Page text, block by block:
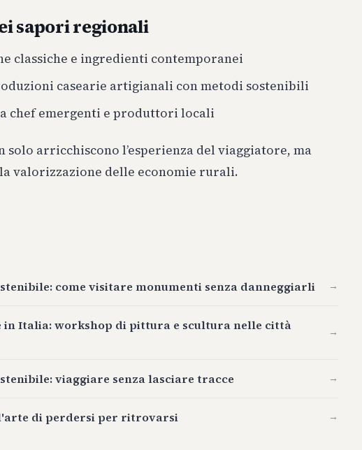
sapori regionali
classiche e ingredienti contemporanei
casearie artigianali con metodi sostenibili
chef emergenti e produttori locali
solo arricchiscono l’esperienza del viaggiatore, ma
valorizzazione delle economie rurali.
come visitare monumenti senza danneggiarli →
in Italia: workshop di pittura e scultura nelle città
→
viaggiare senza lasciare tracce →
di perdersi per ritrovarsi →